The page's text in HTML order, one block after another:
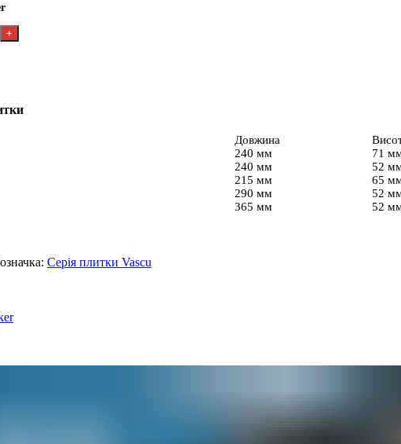
Довжина
240 мм 71
240 мм 52
215 мм 65
290 мм 52
365 мм 52
Серія плитки Vascu